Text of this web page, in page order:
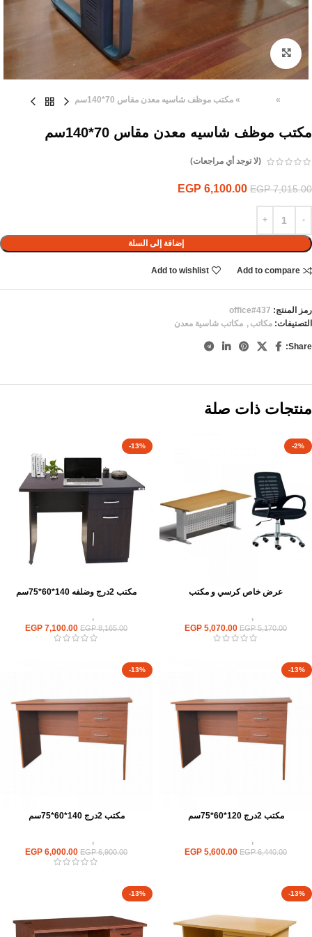
Click to enlarge
»
» مكتب موظف شاسيه معدن مقاس 70*140سم
مكتب موظف شاسيه معدن مقاس 70*140سم
(لا توجد أي مراجعات)
EGP7,015.00
EGP 6,100.00
إضافة إلى السلة
Add to compare
Add to wishlist
رمز المنتج: office#437
التصنيفات: مكاتب , مكاتب شاسية معدن
Share:
منتجات ذات صلة
-2%
عرض خاص كرسي و مكتب
مكاتب,
EGP5,170.00
EGP 5,070.00
-13%
مكتب 2درج وضلفه 140*60*75سم
مكاتب,
EGP8,165.00
EGP 7,100.00
-13%
مكتب 2درج 120*60*75سم
مكاتب,
EGP6,440.00
EGP 5,600.00
-13%
مكتب 2درج 140*60*75سم
مكاتب,
EGP6,900.00
EGP 6,000.00
-13%
-13%